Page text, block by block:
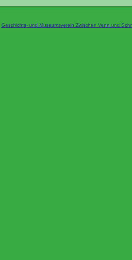
Geschichts- und Museumsverein Zwischen Venn und